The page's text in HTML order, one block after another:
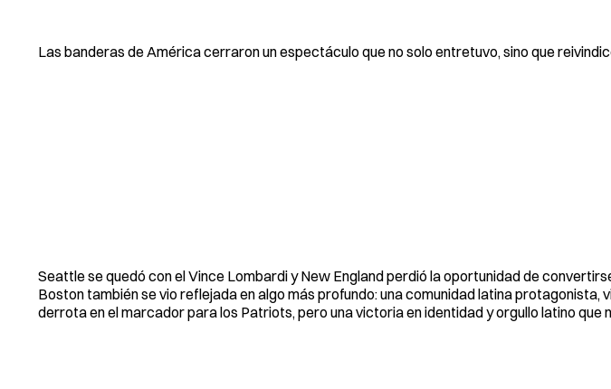
Las banderas de América cerraron un espectáculo que no solo entretuvo, sino que
Seattle se quedó con el Vince Lombardi y New England perdió la oportunidad de
Boston también se vio reflejada en algo más profundo: una comunidad latina protagonista,
derrota en el marcador para los Patriots, pero una victoria en identidad y orgullo latino que